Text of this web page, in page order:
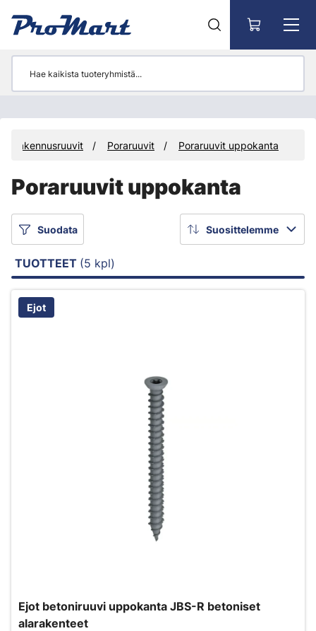
Rakennusruuvit Poraruuvit Poraruuvit uppokanta
Poraruuvit uppokanta
Suodata Suosittelemme
TUOTTEET (5 kpl)
Ejot
Ejot betoniruuvi uppokanta JBS-R betoniset
alarakenteet